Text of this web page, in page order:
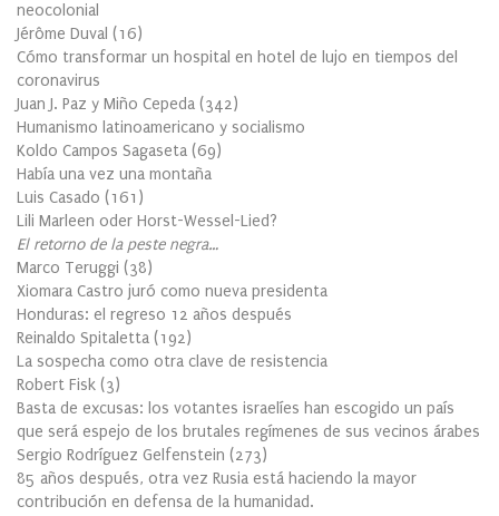
neocolonial
Jérôme Duval (16)
Cómo transformar un hospital en hotel de lujo en tiempos del
coronavirus
Juan J. Paz y Miño Cepeda (342)
Humanismo latinoamericano y socialismo
Koldo Campos Sagaseta (69)
Había una vez una montaña
Luis Casado (161 )
Lili Marleen oder Horst-Wessel-Lied?
El retorno de la peste negra…
Marco Teruggi (38)
Xiomara Castro juró como nueva presidenta
Honduras: el regreso 12 años después
Reinaldo Spitaletta (192)
La sospecha como otra clave de resistencia
Robert Fisk (3)
Basta de excusas: los votantes israelíes han escogido un país
que será espejo de los brutales regímenes de sus vecinos árabes
Sergio Rodríguez Gelfenstein (273)
85 años después, otra vez Rusia está haciendo la mayor
contribución en defensa de la humanidad.